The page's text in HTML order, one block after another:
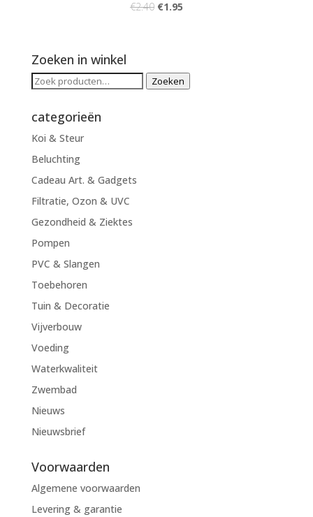
€2.40 €1.95
Zoeken in winkel
Zoeken
Zoeken
categorieën
Koi & Steur
Beluchting
Cadeau Art. & Gadgets
Filtratie, Ozon & UVC
Gezondheid & Ziektes
Pompen
PVC & Slangen
Toebehoren
Tuin & Decoratie
Vijverbouw
Voeding
Waterkwaliteit
Zwembad
Nieuws
Nieuwsbrief
Voorwaarden
Algemene voorwaarden
Levering & garantie